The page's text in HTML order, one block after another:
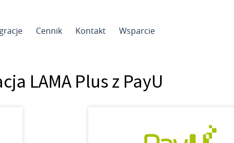
Cennik Kontakt Wsparcie
LAMA Plus z PayU